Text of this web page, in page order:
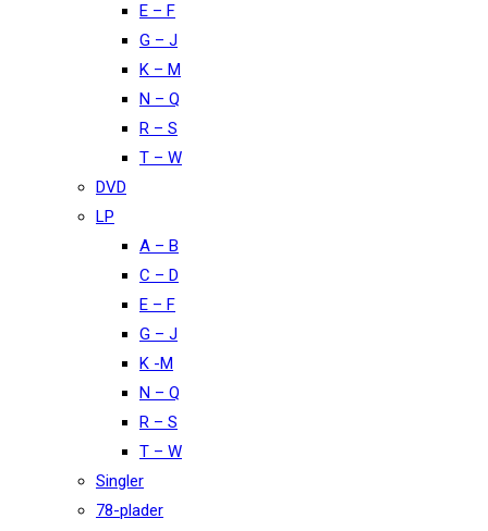
E – F
G – J
K – M
N – Q
R – S
T – W
DVD
LP
A – B
C – D
E – F
G – J
K -M
N – Q
R – S
T – W
Singler
78-plader